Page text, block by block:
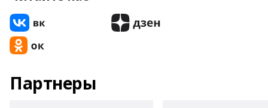
Партнеры